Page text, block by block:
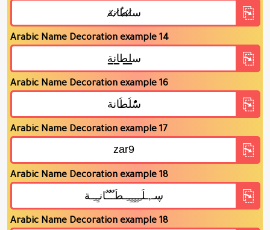
Arabic Name Decoration example 14
Arabic Name Decoration example 16
Arabic Name Decoration example 17
Arabic Name Decoration example 18
Arabic Name Decoration example 18